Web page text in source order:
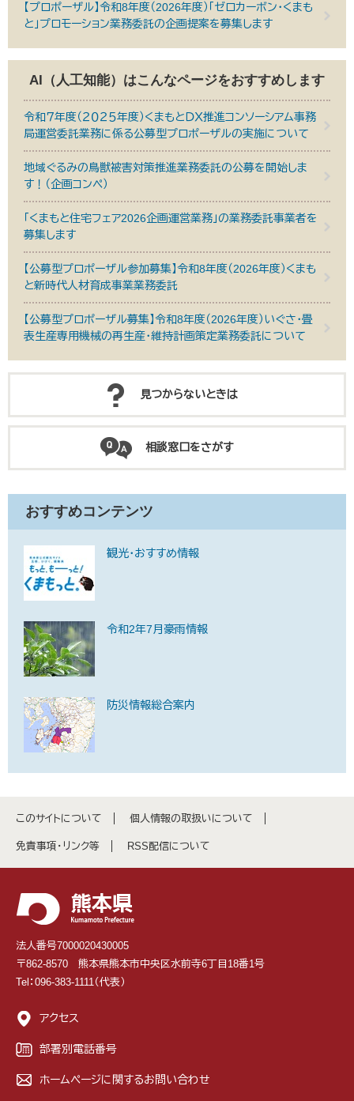
【プロポーザル】令和8年度（2026年度）「ゼロカーボン・くまも
と」プロモーション業務委託の企画提案を募集します
AI（人工知能）はこんなページをおすすめします
令和７年度（２０２５年度）くまもとＤＸ推進コンソーシアム事務
局運営委託業務に係る公募型プロポーザルの実施について
地域ぐるみの鳥獣被害対策推進業務委託の公募を開始しま
す！（企画コンペ）
「くまもと住宅フェア2026企画運営業務」の業務委託事業者を
募集します
【公募型プロポーザル参加募集】令和8年度（2026年度）くまも
と新時代人材育成事業業務委託
【公募型プロポーザル募集】令和8年度（2026年度）いぐさ・畳
表生産専用機械の再生産・維持計画策定業務委託について
見つからないときは
相談窓口をさがす
おすすめコンテンツ
観光・おすすめ情報
令和2年7月豪雨情報
防災情報総合案内
このサイトについて 個人情報の取扱いについて
免責事項・リンク等 RSS配信について
法人番号7000020430005
〒862-8570 熊本県熊本市中央区水前寺6丁目18番1号
Tel：096-383-1111（代表）
アクセス
部署別電話番号
ホームページに関するお問い合わせ